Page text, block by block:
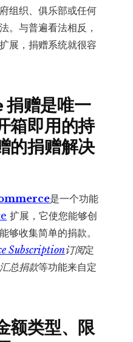
组织、俱乐部或任何
。与普遍看法相反，
展，捐赠系统就很容
捐赠是唯一
箱即用的持
的捐赠解决
是一个功能
扩展，它使您能够创
够收集简单的捐款。
Subscription订阅定
汇总捐款等功能来自定
额类型、限